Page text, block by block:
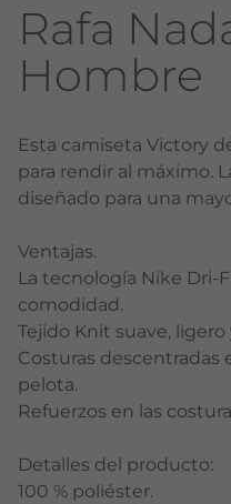
Rafa
Hombre
Esta camiseta Victory
para rendir al máximo.
diseñado para una
Ventajas.
La tecnología Nike Dri-
comodidad.
Tejido Knit suave, ligero
Costuras
pelota.
Refuerzos en las
Detalles del producto:
100 % poliéster.